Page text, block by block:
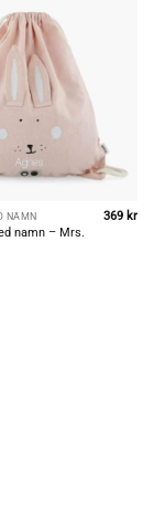
NAMN
namn – Mrs.
369 kr